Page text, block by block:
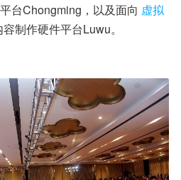
台Chongming，以及面向 虚拟
制作硬件平台Luwu。